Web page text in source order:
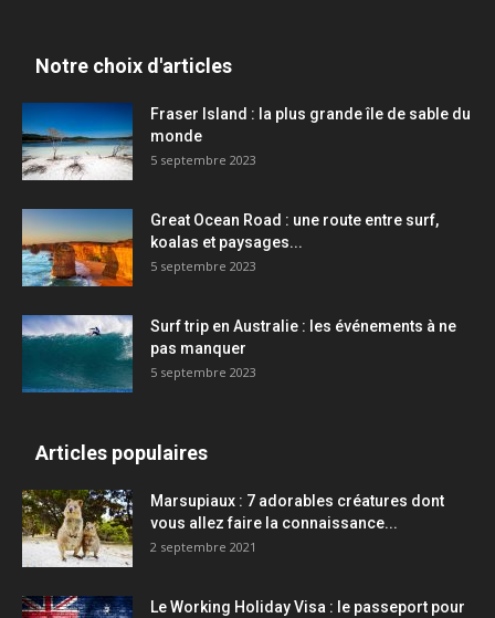
Notre choix d'articles
Fraser Island : la plus grande île de sable du
monde
5 septembre 2023
Great Ocean Road : une route entre surf,
koalas et paysages...
5 septembre 2023
Surf trip en Australie : les événements à ne
pas manquer
5 septembre 2023
Articles populaires
Marsupiaux : 7 adorables créatures dont
vous allez faire la connaissance...
2 septembre 2021
Le Working Holiday Visa : le passeport pour